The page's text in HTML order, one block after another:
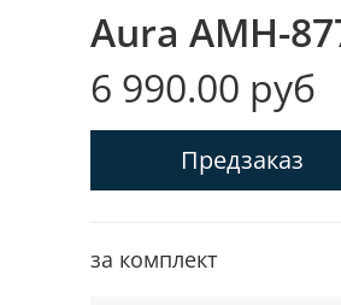
Aura AMH-
6 990.00 руб
Предзаказ
за комплект